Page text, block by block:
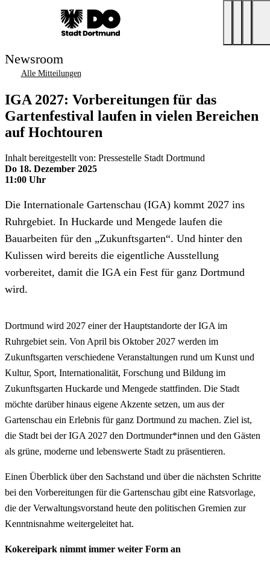
Newsroom
Alle Mitteilungen
IGA 2027: Vorbereitungen für das
Gartenfestival laufen in vielen Bereichen
auf Hochtouren
Inhalt bereitgestellt von: Pressestelle Stadt Dortmund
Do 18. Dezember 2025
11:00 Uhr
Die Internationale Gartenschau (IGA) kommt 2027 ins
Ruhrgebiet. In Huckarde und Mengede laufen die
Bauarbeiten für den „Zukunftsgarten“. Und hinter den
Kulissen wird bereits die eigentliche Ausstellung
vorbereitet, damit die IGA ein Fest für ganz Dortmund
wird.
Dortmund wird 2027 einer der Hauptstandorte der IGA im
Ruhrgebiet sein. Von April bis Oktober 2027 werden im
Zukunftsgarten verschiedene Veranstaltungen rund um Kunst und
Kultur, Sport, Internationalität, Forschung und Bildung im
Zukunftsgarten Huckarde und Mengede stattfinden. Die Stadt
möchte darüber hinaus eigene Akzente setzen, um aus der
Gartenschau ein Erlebnis für ganz Dortmund zu machen. Ziel ist,
die Stadt bei der IGA 2027 den Dortmunder*innen und den Gästen
als grüne, moderne und lebenswerte Stadt zu präsentieren.
Einen Überblick über den Sachstand und über die nächsten Schritte
bei den Vorbereitungen für die Gartenschau gibt eine Ratsvorlage,
die der Verwaltungsvorstand heute den politischen Gremien zur
Kenntnisnahme weitergeleitet hat.
Kokereipark nimmt immer weiter Form an